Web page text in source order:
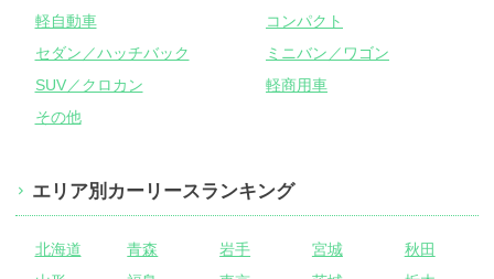
軽自動車
コンパクト
セダン／ハッチバック
ミニバン／ワゴン
SUV／クロカン
軽商用車
その他
エリア別カーリースランキング
北海道 青森 岩手 宮城
秋田